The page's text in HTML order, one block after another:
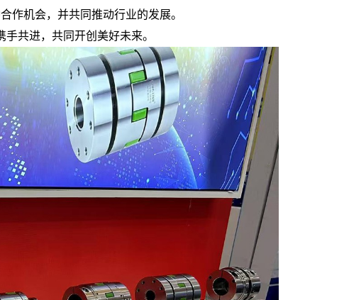
作机会，并共同推动行业的发展。
共进，共同开创美好未来。